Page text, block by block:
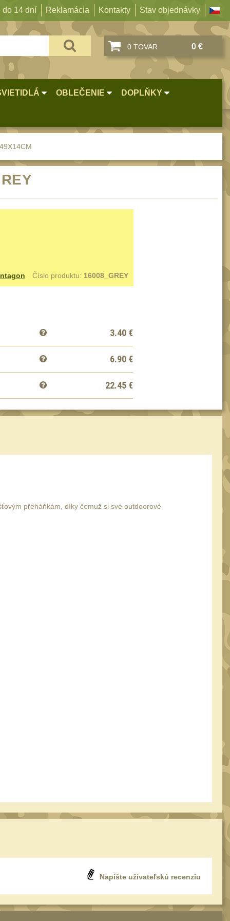
do 14 dní Reklamácia Kontakty Stav objednávky
0 TOVAR 0 €
OBLEČENIE DOPLŇKY
Číslo produktu: 16008_GREY
3.40 €
6.90 €
22.45 €
přeháňkám, díky čemuž si své outdoorové
Napíšte užívateľskú recenziu